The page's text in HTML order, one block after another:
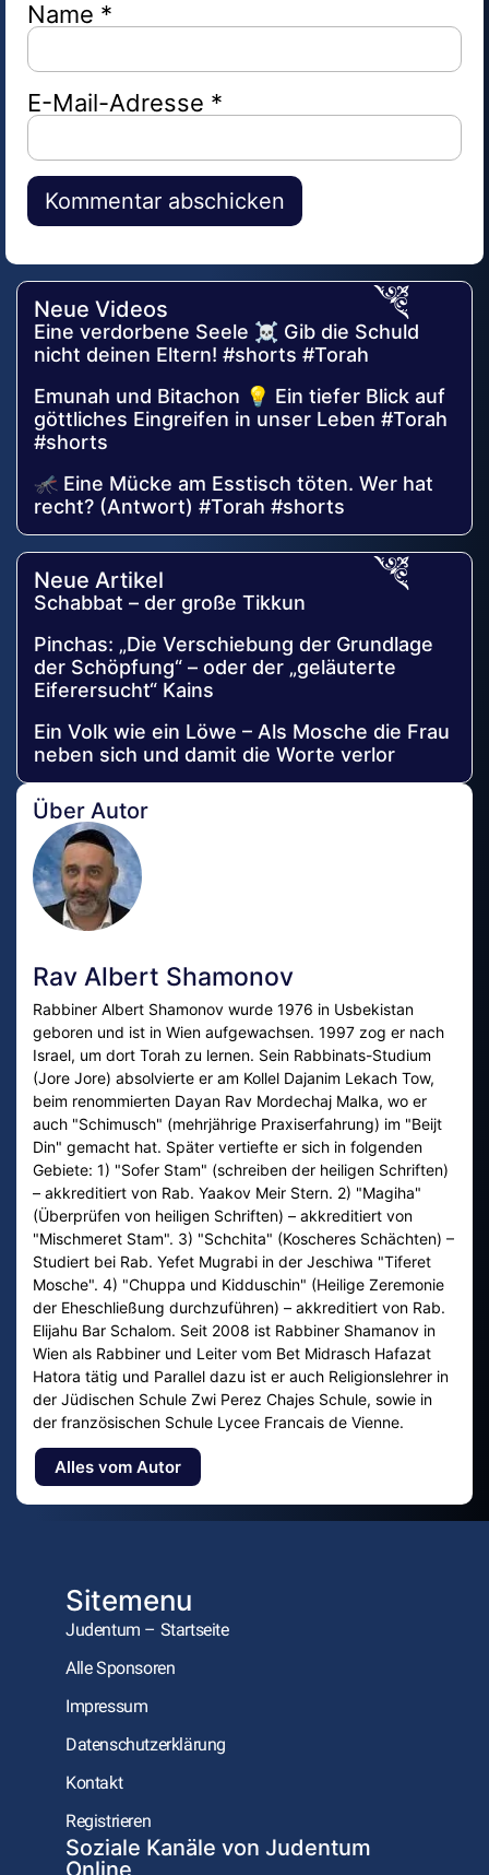
Name *
E-Mail-Adresse *
Alternative:
Neue Videos
Eine verdorbene Seele ☠️ Gib die Schuld
nicht deinen Eltern! #shorts #Torah
Emunah und Bitachon 💡 Ein tiefer Blick auf
göttliches Eingreifen in unser Leben #Torah
#shorts
🦟 Eine Mücke am Esstisch töten. Wer hat
recht? (Antwort) #Torah #shorts
Neue Artikel
Schabbat – der große Tikkun
Pinchas: „Die Verschiebung der Grundlage
der Schöpfung“ – oder der „geläuterte
Eiferersucht“ Kains
Ein Volk wie ein Löwe – Als Mosche die Frau
neben sich und damit die Worte verlor
Über Autor
Rav Albert Shamonov
Rabbiner Albert Shamonov wurde 1976 in Usbekistan
geboren und ist in Wien aufgewachsen. 1997 zog er nach
Israel, um dort Torah zu lernen. Sein Rabbinats-Studium
(Jore Jore) absolvierte er am Kollel Dajanim Lekach Tow,
beim renommierten Dayan Rav Mordechaj Malka, wo er
auch "Schimusch" (mehrjährige Praxiserfahrung) im "Beijt
Din" gemacht hat. Später vertiefte er sich in folgenden
Gebiete: 1) "Sofer Stam" (schreiben der heiligen Schriften)
– akkreditiert von Rab. Yaakov Meir Stern. 2) "Magiha"
(Überprüfen von heiligen Schriften) – akkreditiert von
"Mischmeret Stam". 3) "Schchita" (Koscheres Schächten) –
Studiert bei Rab. Yefet Mugrabi in der Jeschiwa "Tiferet
Mosche". 4) "Chuppa und Kidduschin" (Heilige Zeremonie
der Eheschließung durchzuführen) – akkreditiert von Rab.
Elijahu Bar Schalom. Seit 2008 ist Rabbiner Shamanov in
Wien als Rabbiner und Leiter vom Bet Midrasch Hafazat
Hatora tätig und Parallel dazu ist er auch Religionslehrer in
der Jüdischen Schule Zwi Perez Chajes Schule, sowie in
der französischen Schule Lycee Francais de Vienne.
Alles vom Autor
Sitemenu
Judentum – Startseite
Alle Sponsoren
Impressum
Datenschutzerklärung
Kontakt
Registrieren
Soziale Kanäle von Judentum
Online